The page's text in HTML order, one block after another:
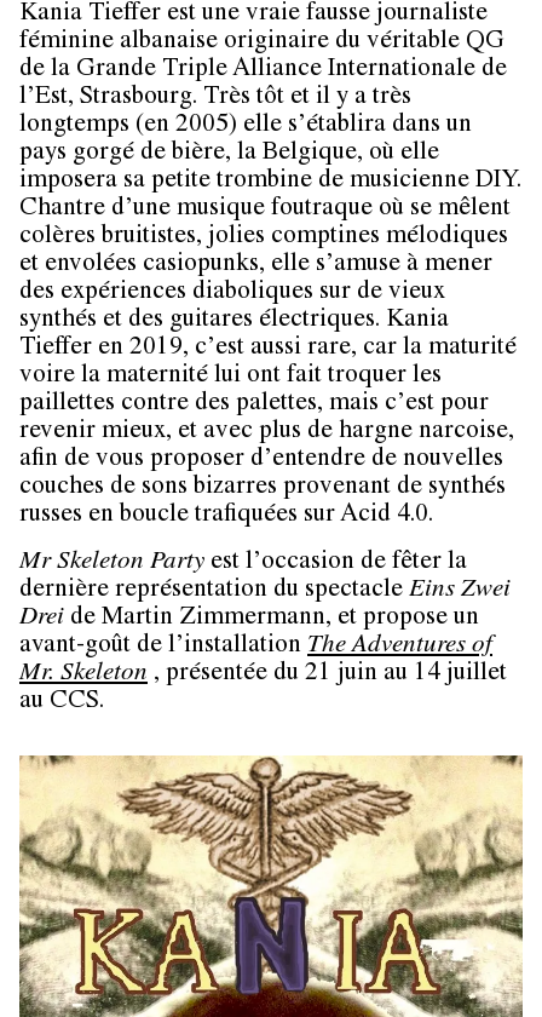
Kania Tieffer est une vraie fausse journaliste
féminine albanaise originaire du véritable QG
de la Grande Triple Alliance Internationale de
l’Est, Strasbourg. Très tôt et il y a très
longtemps (en 2005) elle s’établira dans un
pays gorgé de bière, la Belgique, où elle
imposera sa petite trombine de musicienne DIY.
Chantre d’une musique foutraque où se mêlent
colères bruitistes, jolies comptines mélodiques
et envolées casiopunks, elle s’amuse à mener
des expériences diaboliques sur de vieux
synthés et des guitares électriques. Kania
Tieffer en 2019, c’est aussi rare, car la maturité
voire la maternité lui ont fait troquer les
paillettes contre des palettes, mais c’est pour
revenir mieux, et avec plus de hargne narcoise,
afin de vous proposer d’entendre de nouvelles
couches de sons bizarres provenant de synthés
russes en boucle trafiquées sur Acid 4.0.
Mr Skeleton Party est l’occasion de fêter la
dernière représentation du spectacle Eins Zwei
Drei de Martin Zimmermann, et propose un
avant-goût de l’installation The Adventures of
Mr. Skeleton , présentée du 21 juin au 14 juillet
au CCS.